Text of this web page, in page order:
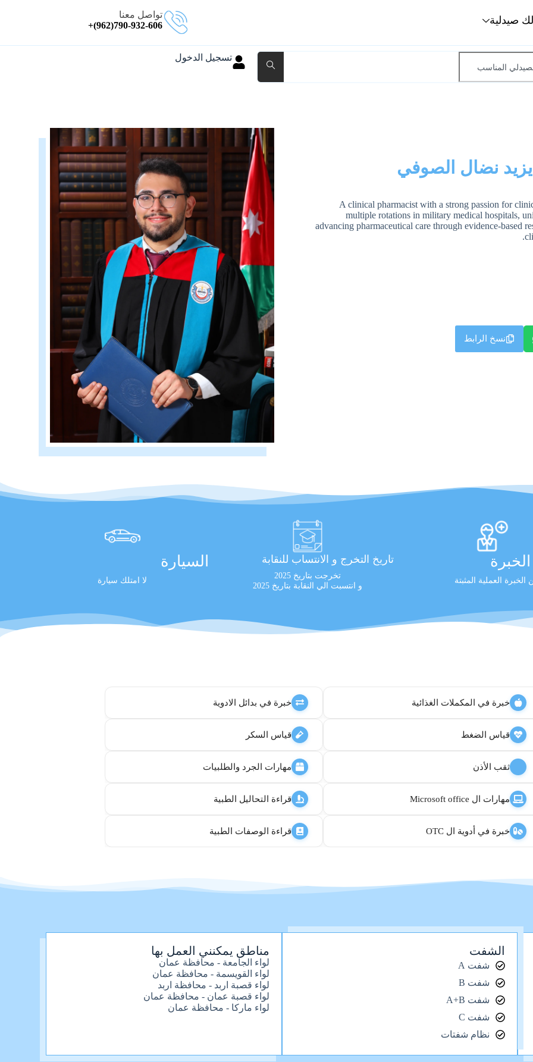
صيدلية
تواصل معنا
790-932-606(962)+
تسجيل الدخول
يزيد نضال الصوفي
A clinical pharmacist with a strong passion for
multiple rotations in military medical hospitals,
advancing pharmaceutical care through evidence-based
نسخ الرابط
العملية المثبتة
تاريخ التخرج و الانتساب للنقابة
تخرجت بتاريخ 2025
و انتسبت الي النقابة بتاريخ 2025
السيارة
لا امتلك سيارة
خبرة في المكملات الغذائية خبرة في بدائل الادوية
قياس الضغط قياس السكر
ثقب الأذن مهارات الجرد والطلبيات
مهارات ال Microsoft office قراءة التحاليل الطبية
خبرة في أدوية ال OTC قراءة الوصفات الطبية
الشفت
شفت A
شفت B
شفت A+B
شفت C
نظام شفتات
مناطق يمكنني العمل بها
لواء الجامعة - محافظة عمان
لواء القويسمة - محافظة عمان
لواء قصبة اربد - محافظة اربد
لواء قصبة عمان - محافظة عمان
لواء ماركا - محافظة عمان